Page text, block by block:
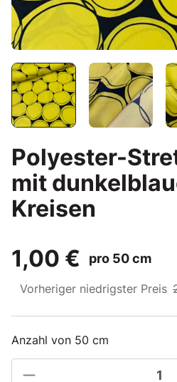
Polyester-
mit
Kreisen
1,00 €
pro 50 cm
Vorheriger niedrigster Preis
Anzahl von 50 cm